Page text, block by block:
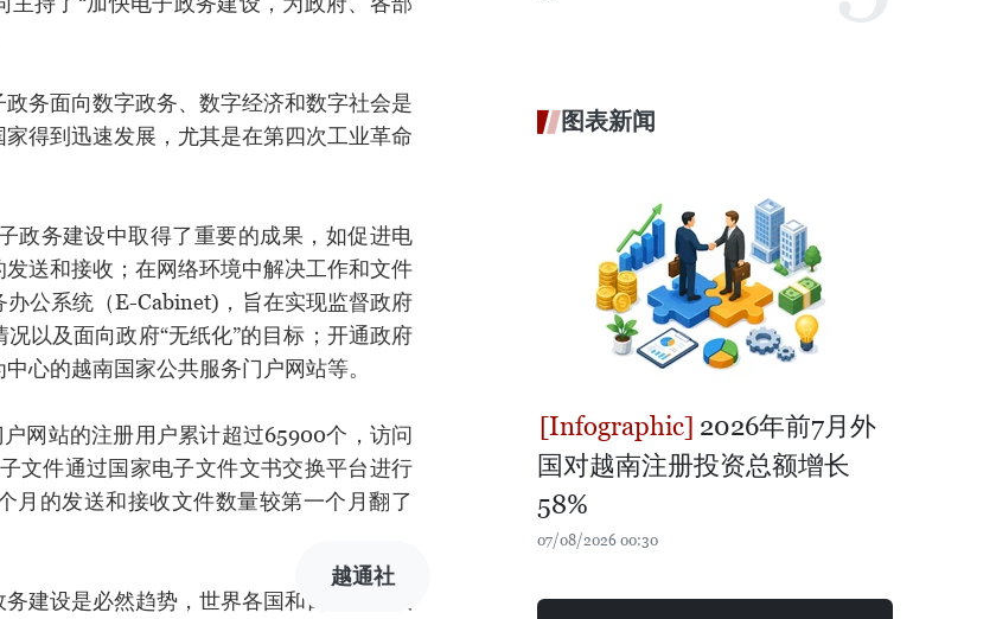
务面向数字政务、数字经济和数字社会是
得到迅速发展，尤其是在第四次工业革命
政务建设中取得了重要的成果，如促进电
送和接收；在网络环境中解决工作和文件
公系统（E-Cabinet)，旨在实现监督政府
以及面向政府“无纸化”的目标；开通政府
心的越南国家公共服务门户网站等。
网站的注册用户累计超过65900个，访问
文件通过国家电子文件文书交换平台进行
月的发送和接收文件数量较第一个月翻了
建设是必然趋势，世界各国和日本正正大
越通社
图表新闻
2026年前7月外
国对越南注册投资总额增长
58%
07/08/2026 00:30